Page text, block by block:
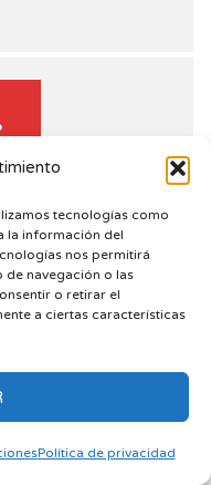
tecnologías como
la información del
nos permitirá
navegación o las
o retirar el
a ciertas características
Política de privacidad